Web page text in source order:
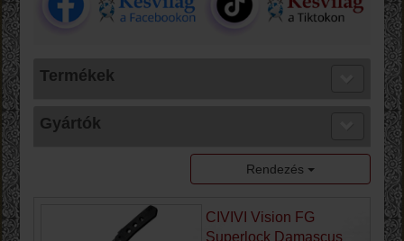
Termékek
Gyártók
Rendezés
CIVIVI Vision FG
Superlock Damascus